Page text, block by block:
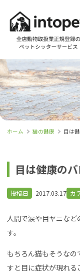
ホーム 猫の健康 目は
目は健康の
投稿日 2017.03.17 カ
人間で涙や目ヤニな
す。
もちろん猫もそうな
すと目に症状が現れる